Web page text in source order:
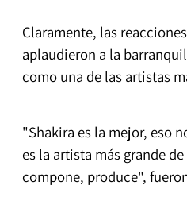
Claramente, las
aplaudieron a la
como una de las artistas
"Shakira es la mejor, eso
es la artista más grande
compone, produce",